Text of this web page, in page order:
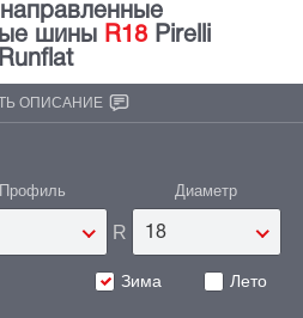
шины
R18Pirelli
Runflat
ОПИСАНИЕ
Профиль
R
Диаметр
18
Зима Лето